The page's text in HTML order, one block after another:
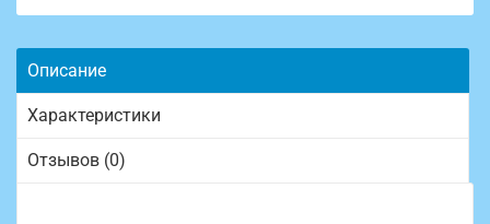
Описание
Характеристики
Отзывов (0)